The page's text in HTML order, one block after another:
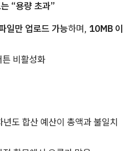
“용량 초과”
일만 업로드 가능하며, 10MB 이
튼 비활성화
도 합산 예산이 총액과 불일치